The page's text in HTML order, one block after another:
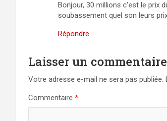
Bonjour, 30 millions c’est le prix
soubassement quel son leurs
Répondre
Laisser un commentaire
Votre adresse e-mail ne sera pas publiée.
Commentaire *